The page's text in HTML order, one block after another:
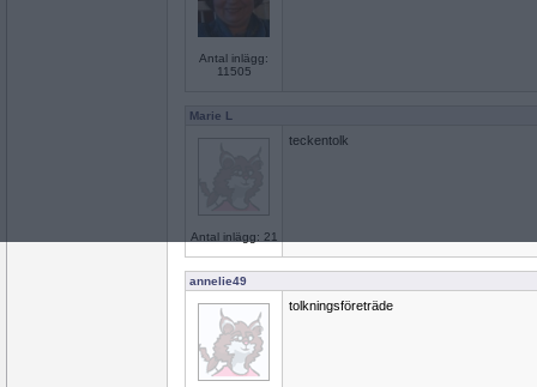
Antal inlägg:
11505
Marie L
Antal inlägg: 21
teckentolk
annelie49
tolkningsföreträde